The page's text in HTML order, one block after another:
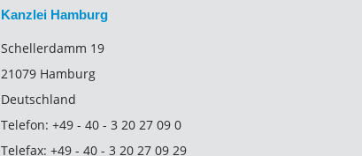
Kanzlei Hamburg
Schellerdamm 19
21079 Hamburg
Deutschland
Telefon:+49 - 40 - 3 20 27 09 0
Telefax:+49 - 40 - 3 20 27 09 29